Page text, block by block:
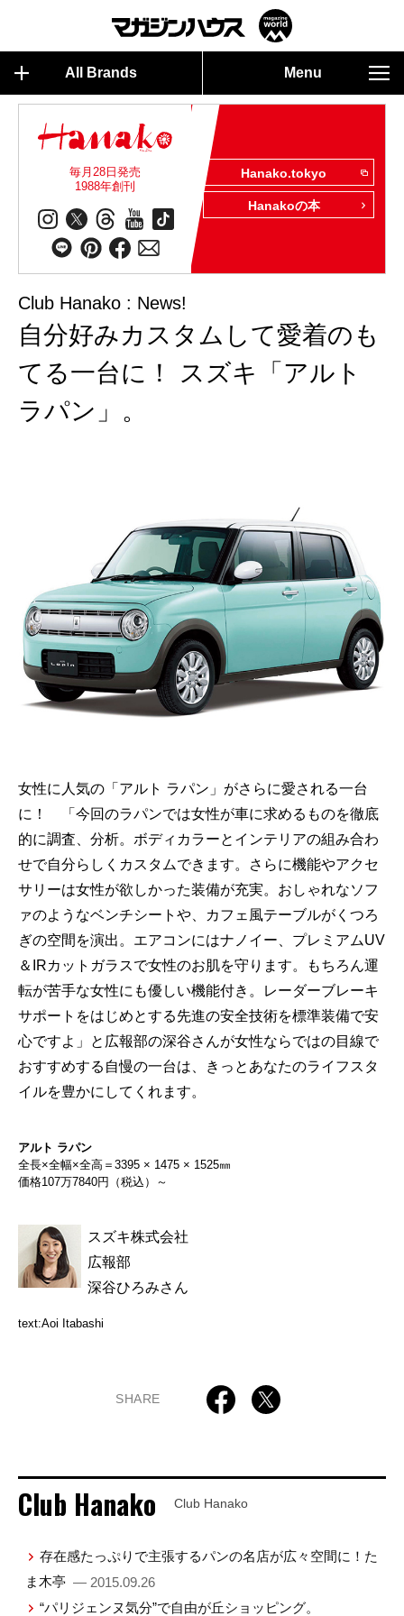
All Brands Menu
毎月28日発売
1988年創刊
Hanako.tokyo
Hanakoの本
Club Hanako : News!
自分好みカスタムして愛着のも
てる一台に！ スズキ「アルト
ラパン」。
女性に人気の「アルト ラパン」がさらに愛される一台
に！ 「今回のラパンでは女性が車に求めるものを徹底
的に調査、分析。ボディカラーとインテリアの組み合わ
せで自分らしくカスタムできます。さらに機能やアクセ
サリーは女性が欲しかった装備が充実。おしゃれなソフ
ァのようなベンチシートや、カフェ風テーブルがくつろ
ぎの空間を演出。エアコンにはナノイー、プレミアムUV
＆IRカットガラスで女性のお肌を守ります。もちろん運
転が苦手な女性にも優しい機能付き。レーダーブレーキ
サポートをはじめとする先進の安全技術を標準装備で安
心ですよ」と広報部の深谷さんが女性ならではの目線で
おすすめする自慢の一台は、きっとあなたのライフスタ
イルを豊かにしてくれます。
アルト ラパン
全長×全幅×全高＝3395 × 1475 × 1525㎜
価格107万7840円（税込）～
スズキ株式会社
広報部
深谷ひろみさん
text:Aoi Itabashi
SHARE
Club Hanako Club Hanako
存在感たっぷりで主張するパンの名店が広々空間に！た
ま木亭 — 2015.09.26
“パリジェンヌ気分”で自由が丘ショッピング。